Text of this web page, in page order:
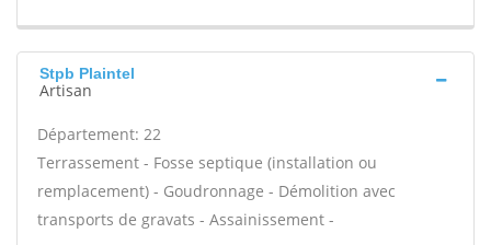
Stpb Plaintel
Artisan
Département: 22
Terrassement - Fosse septique (installation ou
remplacement) - Goudronnage - Démolition avec
transports de gravats - Assainissement -